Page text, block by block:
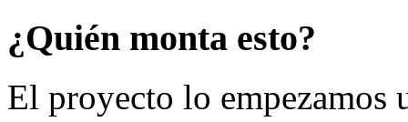
¿Quién monta esto?
El proyecto lo empezamos